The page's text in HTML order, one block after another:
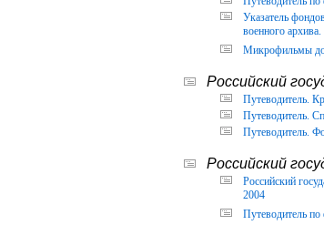
Указатель
военного
Микрофильмы
Российский
Путеводитель.
Путеводитель.
Путеводитель.
Российский
Российский
2004
Путеводитель